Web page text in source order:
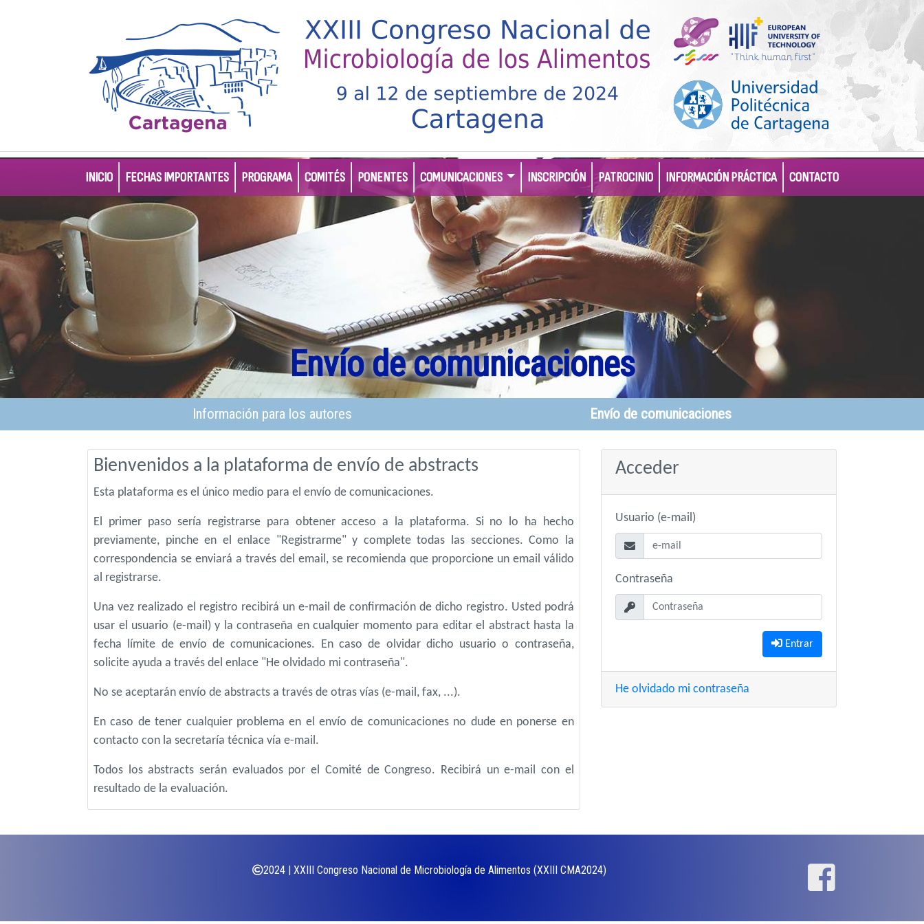
INICIO FECHAS IMPORTANTES PROGRAMA COMITÉS PONENTES COMUNICACIONES INSCRIPCIÓN PATROCINIO INFORMACIÓN PRÁCTICA CONTACTO
Envío de comunicaciones
Información para los autores Envío de comunicaciones
Acceder
Usuario (e-mail)
Contraseña
Entrar
He olvidado mi contraseña
Bienvenidos a la plataforma de envío de abstracts
Esta plataforma es el único medio para el envío de comunicaciones.
El primer paso sería registrarse para obtener acceso a la plataforma. Si no lo ha hecho
previamente, pinche en el enlace "Registrarme" y complete todas las secciones. Como la
correspondencia se enviará a través del email, se recomienda que proporcione un email válido
al registrarse.
Una vez realizado el registro recibirá un e-mail de confirmación de dicho registro. Usted podrá
usar el usuario (e-mail) y la contraseña en cualquier momento para editar el abstract hasta la
fecha límite de envío de comunicaciones. En caso de olvidar dicho usuario o contraseña,
solicite ayuda a través del enlace "He olvidado mi contraseña".
No se aceptarán envío de abstracts a través de otras vías (e-mail, fax, ...).
En caso de tener cualquier problema en el envío de comunicaciones no dude en ponerse en
contacto con la secretaría técnica vía e-mail.
Todos los abstracts serán evaluados por el Comité de Congreso. Recibirá un e-mail con el
resultado de la evaluación.
2024 | XXIII Congreso Nacional de Microbiología de Alimentos (XXIII CMA2024)